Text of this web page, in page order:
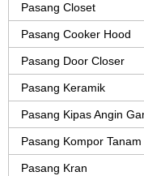
Pasang Closet
Pasang Cooker Hood
Pasang Door Closer
Pasang Keramik
Pasang Kipas Angin
Pasang Kompor Tanam
Pasang Kran